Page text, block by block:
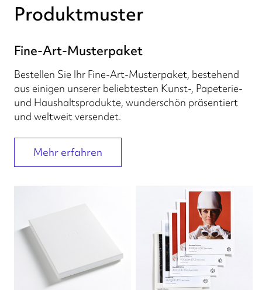
Produktmuster
Fine-Art-Musterpaket
Bestellen Sie Ihr Fine-Art-Musterpaket, bestehend
aus einigen unserer beliebtesten Kunst-, Papeterie-
und Haushaltsprodukte, wunderschön präsentiert
und weltweit versendet.
Mehr erfahren